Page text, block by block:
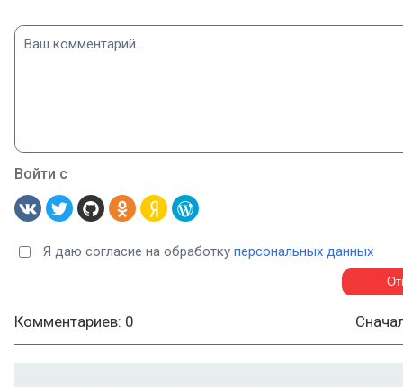
Войти с
Я даю согласие на обработку персональных данных
Комментариев: 0